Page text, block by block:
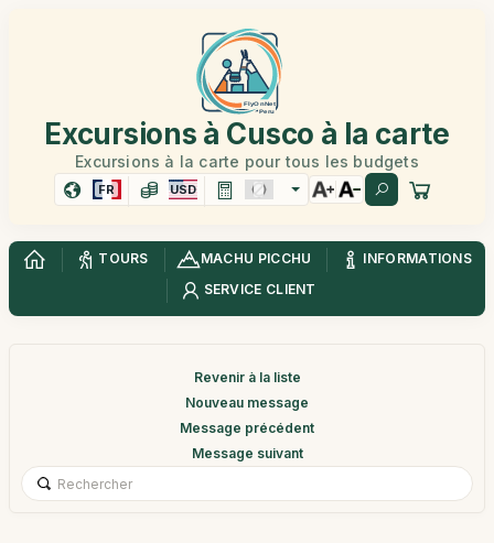
Excursions à Cusco à la carte
Excursions à la carte pour tous les budgets
FR USD
TOURS MACHU PICCHU
INFORMATIONS
SERVICE CLIENT
Revenir à la liste
Nouveau message
Message précédent
Message suivant